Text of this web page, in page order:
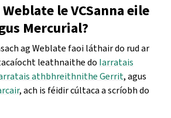
le VCSanna eile
Mercurial?
ag Weblate faoi láthair do rud ar
leathnaithe do Iarratais
athbhreithnithe Gerrit, agus
, ach is féidir cúltaca a scríobh do